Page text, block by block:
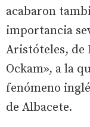
acabaron
importancia
Aristóteles, de
Ockam», a la
fenómeno
de Albacete.